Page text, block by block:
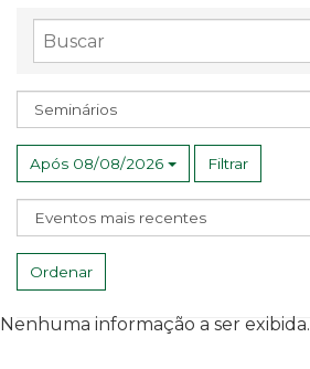
Buscar
Assunto
Após 08/08/2026 Filtrar
Ordenar
Nenhuma informação a ser exibida.